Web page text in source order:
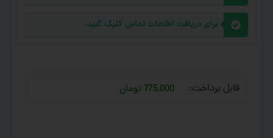
برای دریافت اطلاعات تماس کلیک کنید.
قابل پرداخت: 775,000 تومان